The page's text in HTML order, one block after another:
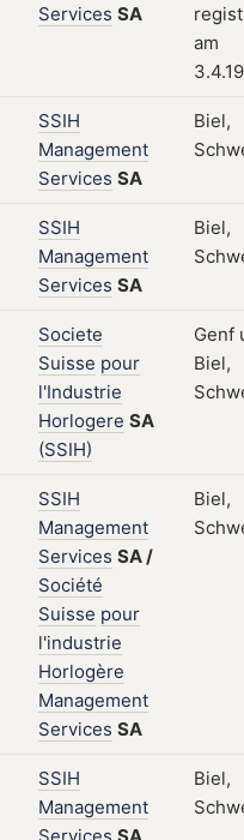
Services SA
am
SSIH
Management
Services SA
Biel,
SSIH
Management
Services SA
Biel,
Societe
Suisse pour
l'Industrie
Horlogere SA
(SSIH)
Genf
Biel,
SSIH
Management
Services SA/
Société
Suisse pour
l'industrie
Horlogère
Management
Services SA
Biel,
SSIH
Management
Biel,